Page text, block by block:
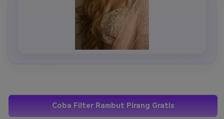
Coba Filter Rambut Pirang Gratis